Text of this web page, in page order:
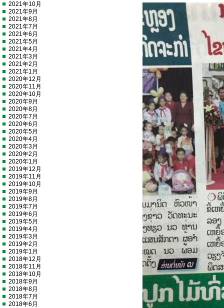
2021年10月
2021年9月
2021年8月
2021年7月
2021年6月
2021年5月
2021年4月
2021年3月
2021年2月
2021年1月
2020年12月
2020年11月
2020年10月
2020年9月
2020年8月
2020年7月
2020年6月
2020年5月
2020年4月
2020年3月
2020年2月
2020年1月
2019年12月
2019年11月
2019年10月
2019年9月
2019年8月
2019年7月
2019年6月
2019年5月
2019年4月
2019年3月
2019年2月
2019年1月
2018年12月
2018年11月
2018年10月
2018年9月
2018年8月
2018年7月
2018年6月